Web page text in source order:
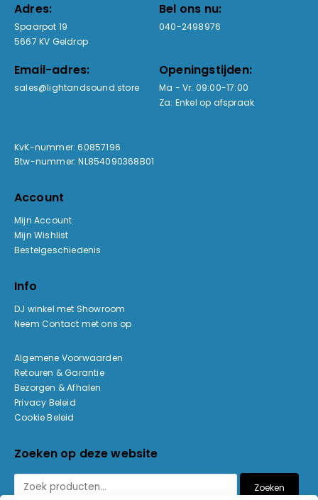
Adres:
Spaarpot 19
5667 KV Geldrop
Bel ons nu:
040-2498976
Email-adres:
sales@lightandsound.store
Openingstijden:
Ma - Vr: 09:00-17:00
Za: Enkel op afspraak
KvK-nummer: 60857196
Btw-nummer: NL854090368B01
Account
Mijn Account
Mijn Wishlist
Bestelgeschiedenis
Info
DJ winkel met Showroom
Neem Contact met ons op
Algemene Voorwaarden
Retouren & Garantie
Bezorgen & Afhalen
Privacy Beleid
Cookie Beleid
Zoeken op deze website
Zoeken